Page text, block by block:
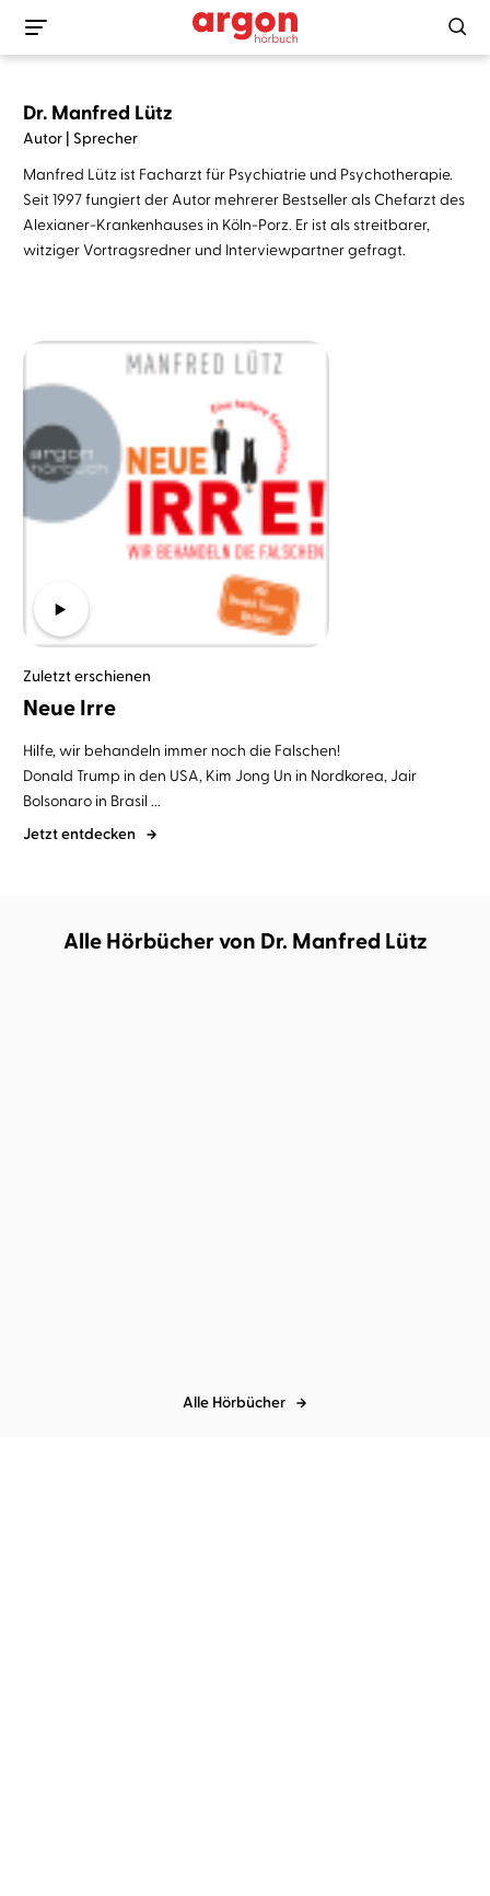
Dr. Manfred Lütz
Autor | Sprecher
Manfred Lütz ist Facharzt für Psychiatrie und Psychotherapie.
Seit 1997 fungiert der Autor mehrerer Bestseller als Chefarzt des
Alexianer-Krankenhauses in Köln-Porz. Er ist als streitbarer,
witziger Vortragsredner und Interviewpartner gefragt.
Zuletzt erschienen
Neue Irre
Hilfe, wir behandeln immer noch die Falschen!
Donald Trump in den USA, Kim Jong Un in Nordkorea, Jair
Bolsonaro in Brasil ...
Jetzt entdecken
Alle Hörbücher von Dr. Manfred Lütz
Alle Hörbücher